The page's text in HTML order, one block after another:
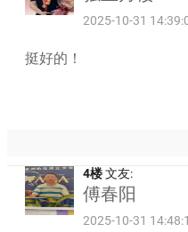
2025-10-31
挺好的！
4楼文友:
傅春阳
2025-10-31